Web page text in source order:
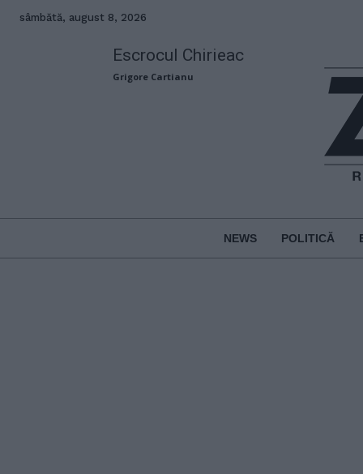
sâmbătă, august 8, 2026
Escrocul Chirieac
Grigore Cartianu
NEWS POLITICĂ